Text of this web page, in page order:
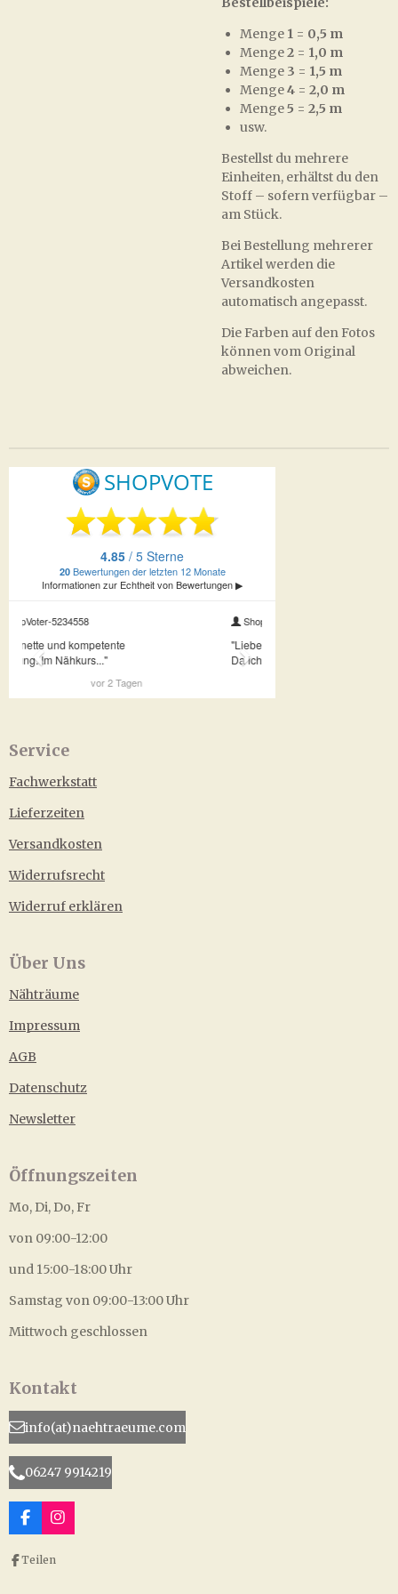
Menge 1 = 0,5 m
Menge2 = 1,0 m
Menge 3 = 1,5 m
Menge4 = 2,0 m
Menge5 = 2,5 m
usw.
Bestellst du mehrere
Einheiten, erhältst du den
Stoff – sofern verfügbar –
am Stück.
Bei Bestellung mehrerer
Artikel werden die
Versandkosten
automatisch angepasst.
Die Farben auf den Fotos
können vom Original
abweichen.
Service
Fachwerkstatt
Lieferzeiten
Versandkosten
Widerrufsrecht
Widerruf erklären
Über Uns
Nähträume
Impressum
AGB
Datenschutz
Newsletter
Öffnungszeiten
Mo, Di, Do, Fr
von 09:00-12:00
und 15:00-18:00 Uhr
Samstag von 09:00-13:00 Uhr
Mittwoch geschlossen
Kontakt
info(at)naehtraeume.com
06247 9914219
F
a
c
e
I
n
Teilen